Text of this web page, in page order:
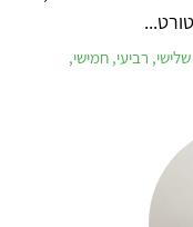
רביעי, חמישי,